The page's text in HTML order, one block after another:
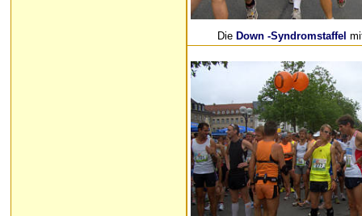
Die Down -Syndromstaffel